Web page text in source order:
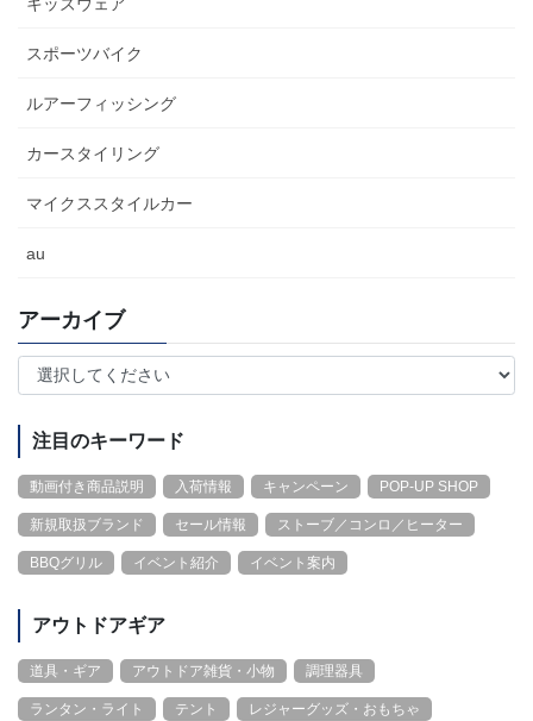
スポーツバイク
ルアーフィッシング
カースタイリング
マイクススタイルカー
au
アーカイブ
注目のキーワード
動画付き商品説明 入荷情報 キャンペーン POP-UP SHOP
新規取扱ブランド セール情報 ストーブ／コンロ／ヒーター
BBQグリル イベント紹介 イベント案内
アウトドアギア
道具・ギア アウトドア雑貨・小物 調理器具
ランタン・ライト テント レジャーグッズ・おもちゃ